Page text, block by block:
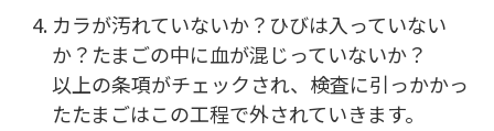
カラが汚れていないか？ひびは入っていない
か？たまごの中に血が混じっていないか？
以上の条項がチェックされ、検査に引っかかっ
たたまごはこの工程で外されていきます。